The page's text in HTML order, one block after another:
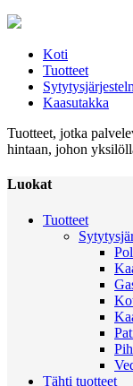
Koti
Tuotteet
Kaasutakka
Tuotteet, jotka
hintaan, johon
Luokat
Tuotteet
Tähti tuotteet